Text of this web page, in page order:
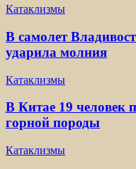
Катаклизмы
В самолет
ударила молния
Катаклизмы
В Китае 19 человек
горной породы
Катаклизмы